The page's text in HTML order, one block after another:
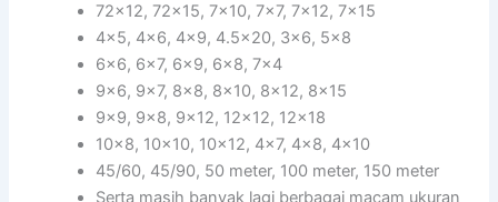
72×12, 72×15, 7×10, 7×7, 7×12, 7×15
4×5, 4×6, 4×9, 4.5×20, 3×6, 5×8
6×6, 6×7, 6×9, 6×8, 7×4
9×6, 9×7, 8×8, 8×10, 8×12, 8×15
9×9, 9×8, 9×12, 12×12, 12×18
10×8, 10×10, 10×12, 4×7, 4×8, 4×10
45/60, 45/90, 50 meter, 100 meter, 150 meter
Serta masih banyak lagi berbagai macam ukuran